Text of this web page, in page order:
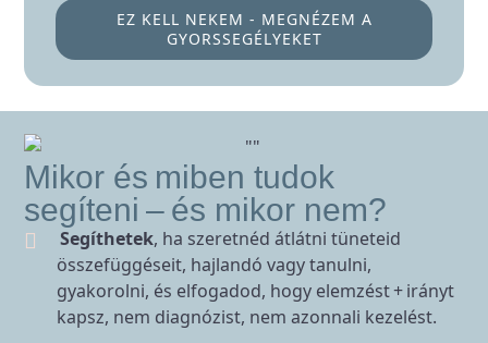
EZ KELL NEKEM - MEGNÉZEM A
GYORSSEGÉLYEKET
Mikor és miben tudok
segíteni – és mikor nem?
Segíthetek, ha szeretnéd átlátni tüneteid
összefüggéseit, hajlandó vagy tanulni,
gyakorolni, és elfogadod, hogy elemzést + irányt
kapsz, nem diagnózist, nem azonnali kezelést.